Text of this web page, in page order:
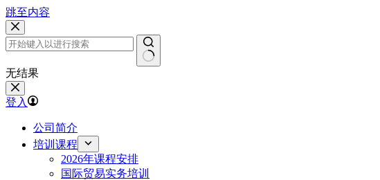
跳至内容
无结果
登入
公司简介
培训课程
2026年课程安排
国际贸易实务培训